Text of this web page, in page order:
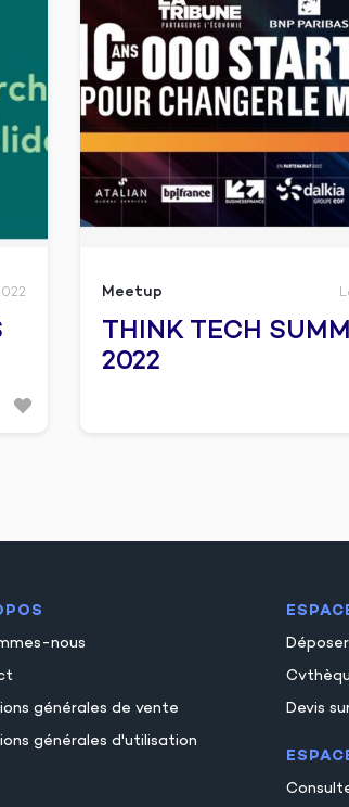
Meetup
THINK TECH
2022
nous
générales de vente
générales d'utilisation
Devis